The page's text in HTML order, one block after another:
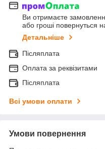
Ви отримаєте
або гроші повернуться
Детальніше
Післяплата
Оплата за реквізитами
Післяплата
Всі умови оплати
Умови повернення